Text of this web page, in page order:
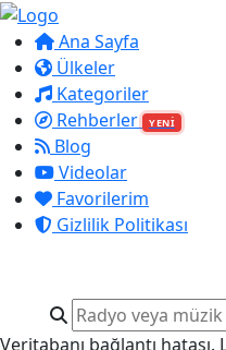
Ana Sayfa
Ülkeler
Kategoriler
Rehberler
YENİ
Blog
Videolar
Favorilerim
Gizlilik Politikası
Veritabanı bağlantı